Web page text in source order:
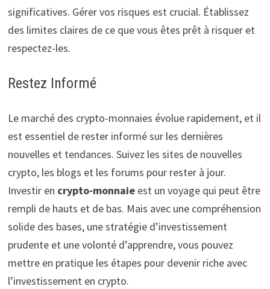
significatives. Gérer vos risques est crucial. Établissez
des limites claires de ce que vous êtes prêt à risquer et
respectez-les.
Restez Informé
Le marché des crypto-monnaies évolue rapidement, et il
est essentiel de rester informé sur les dernières
nouvelles et tendances. Suivez les sites de nouvelles
crypto, les blogs et les forums pour rester à jour.
Investir en crypto-monnaieest un voyage qui peut être
rempli de hauts et de bas. Mais avec une compréhension
solide des bases, une stratégie d’investissement
prudente et une volonté d’apprendre, vous pouvez
mettre en pratique les étapes pour devenir riche avec
l’investissement en crypto.